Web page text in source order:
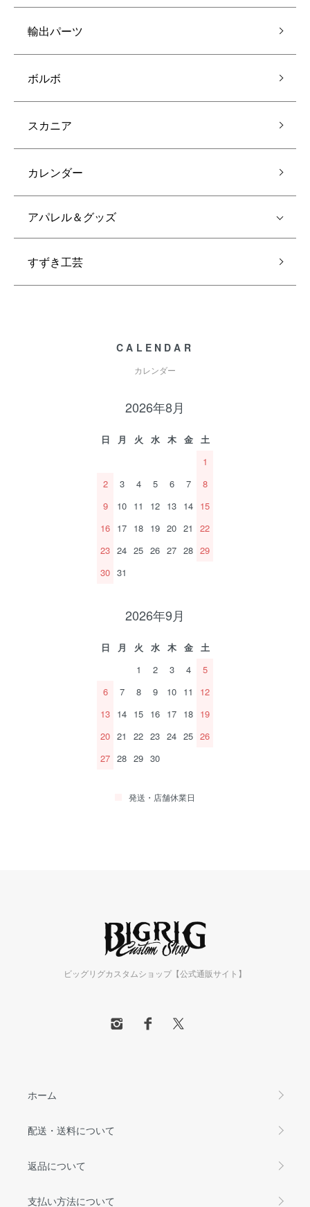
輸出パーツ
ボルボ
スカニア
カレンダー
アパレル＆グッズ
すずき工芸
CALENDAR
カレンダー
2026年8月
日 月 火 水 木 金
土
1
2
3 4 5 6 7
8
9
10 11 12 13 14 15
16 17 18 19 20 21
22
23 24 25 26 27 28 29
30 31
2026年9月
日 月 火 水 木 金
土
1
2 3 4
5
6
7 8 9 10 11
12
13 14 15 16 17 18 19
20 21 22 23 24 25 26
27 28 29 30
発送・店舗休業日
ビッグリグカスタムショップ【公式通販サイト】
ホーム
配送・送料について
返品について
支払い方法について